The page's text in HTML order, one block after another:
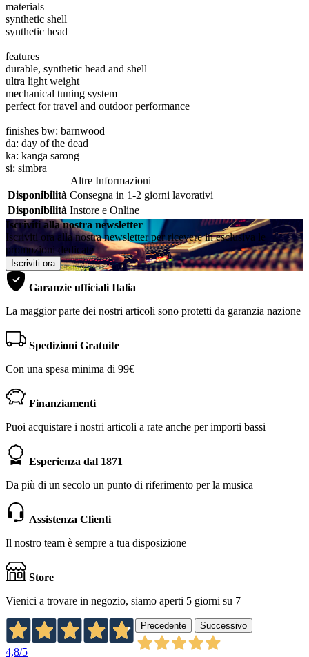
materials
synthetic shell
synthetic head
features
durable, synthetic head and shell
ultra light weight
mechanical tuning system
perfect for travel and outdoor performance
finishes bw: barnwood
da: day of the dead
ka: kanga sarong
si: simbra
Altre Informazioni
Disponibilità Consegna in 1-2 giorni lavorativi
Disponibilità Instore e Online
Iscriviti alla nostra newsletter
Iscriviti ora alla nostra newsletter per ricevere in esclusiva le
promozioni dedicate
Iscriviti ora
Garanzie ufficiali Italia
La maggior parte dei nostri articoli sono protetti da garanzia nazione
Spedizioni Gratuite
Con una spesa minima di 99€
Finanziamenti
Puoi acquistare i nostri articoli a rate anche per importi bassi
Esperienza dal 1871
Da più di un secolo un punto di riferimento per la musica
Assistenza Clienti
Il nostro team è sempre a tua disposizione
Store
Vienici a trovare in negozio, siamo aperti 5 giorni su 7
4,8/5
Precedente Successivo